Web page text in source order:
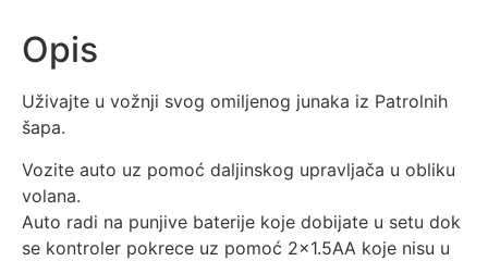
Opis
Uživajte u vožnji svog omiljenog junaka iz Patrolnih
šapa.
Vozite auto uz pomoć daljinskog upravljača u obliku
volana.
Auto radi na punjive baterije koje dobijate u setu dok
se kontroler pokrece uz pomoć 2×1.5AA koje nisu u